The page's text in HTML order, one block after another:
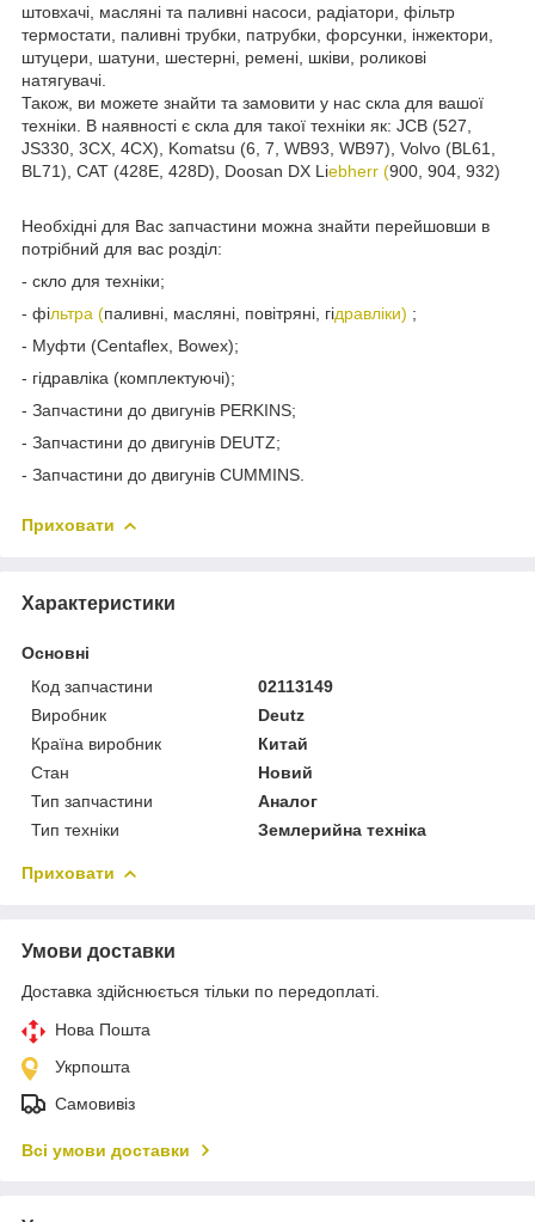
штовхачі, масляні та паливні насоси, радіатори, фільтр
термостати, паливні трубки, патрубки, форсунки, інжектори,
штуцери, шатуни, шестерні, ремені, шківи, роликові
натягувачі.
Також, ви можете знайти та замовити у нас скла для вашої
техніки. В наявності є скла для такої техніки як: JCB (527,
JS330, 3CX, 4CX), Komatsu (6, 7, WB93, WB97), Volvo (BL61,
BL71), CAT (428E, 428D), Doosan DX Liebherr (900, 904, 932)
Необхідні для Вас запчастини можна знайти перейшовши в
потрібний для вас розділ:
- скло для техніки;
- фільтра (паливні, масляні, повітряні, гідравліки) ;
- Муфти (Centaflex, Bowex);
- гідравліка (комплектуючі);
- Запчастини до двигунів PERKINS;
- Запчастини до двигунів DEUTZ;
- Запчастини до двигунів CUMMINS.
Приховати
Характеристики
Основні
Код запчастини
02113149
Виробник
Deutz
Країна виробник
Китай
Стан
Новий
Тип запчастини
Аналог
Тип техніки
Землерийна техніка
Приховати
Умови доставки
Доставка здійснюється тільки по передоплаті.
Нова Пошта
Укрпошта
Самовивіз
Всі умови доставки